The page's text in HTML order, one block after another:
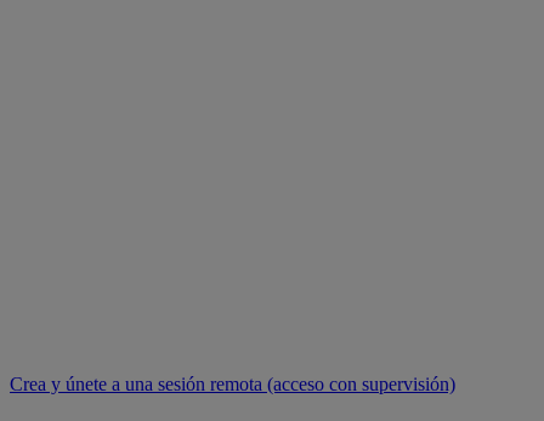
Crea y únete a una sesión remota (acceso con supervisión)